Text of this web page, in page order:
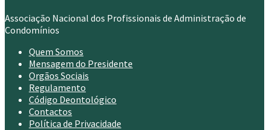
Associação Nacional dos Profissionais de Administração de
Condomínios
Quem Somos
Mensagem do Presidente
Orgãos Sociais
Regulamento
Código Deontológico
Contactos
Política de Privacidade